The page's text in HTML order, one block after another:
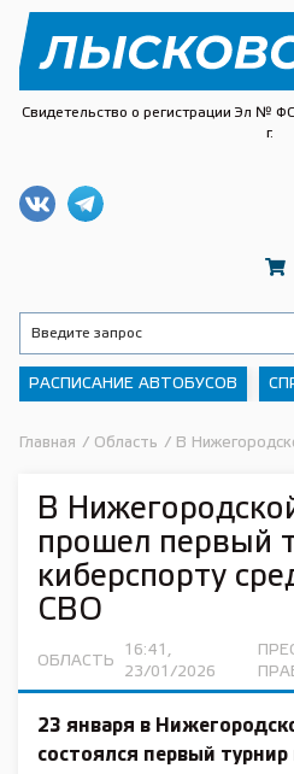
Свидетельство о регистрации Эл №
г.
РАСПИСАНИЕ АВТОБУСОВ
Главная / Область / В
В
прошел первый
киберспорту
СВО
ОБЛАСТЬ
16:41,
23/01/2026
23 января в
состоялся первый